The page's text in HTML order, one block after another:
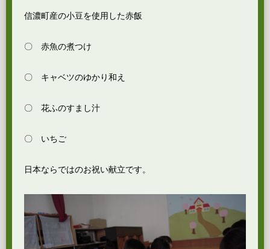
信濃町産の小豆を使用した赤飯
〇 赤魚の煮つけ
〇 キャベツのゆかり和え
〇 花ふのすまし汁
〇 いちご
日本ならではのお祝い献立です。